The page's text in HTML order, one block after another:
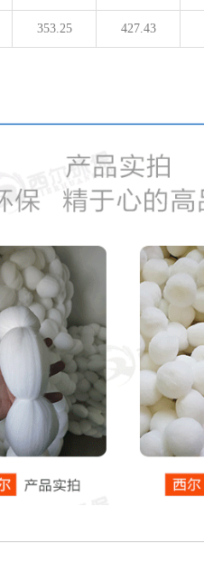
353.25 427.43